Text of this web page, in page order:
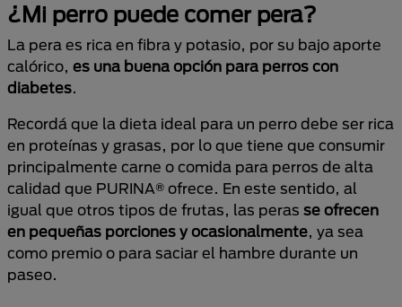
¿Mi perro puede comer pera?
La pera es rica en fibra y potasio, por su bajo aporte
calórico, es una buena opción para perros con
diabetes.
Recordá que la dieta ideal para un perro debe ser rica
en proteínas y grasas, por lo que tiene que consumir
principalmente carne o comida para perros de alta
calidad que PURINA® ofrece. En este sentido, al
igual que otros tipos de frutas, las peras se ofrecen
en pequeñas porciones y ocasionalmente, ya sea
como premio o para saciar el hambre durante un
paseo.